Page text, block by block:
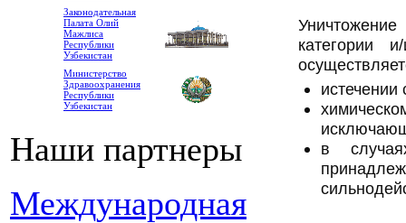
Законодательная
Палата Олий
Мажлиса
Республики
Узбекистан
Министерство
Здравоохранения
Республики
Узбекистан
Наши партнеры
Международная
категории
истечении
в